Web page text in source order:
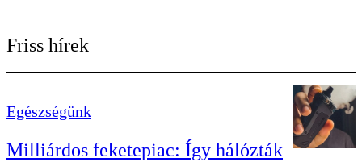
Friss hírek
Egészségünk
Milliárdos feketepiac: Így hálózták